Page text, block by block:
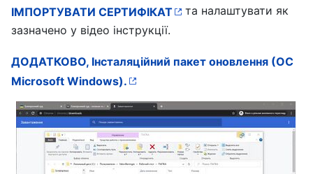
ІМПОРТУВАТИ СЕРТИФІКАТ
та налаштувати як
зазначено у відео інструкції.
ДОДАТКОВО, Інсталяційний пакет оновлення (ОС
Microsoft Windows).